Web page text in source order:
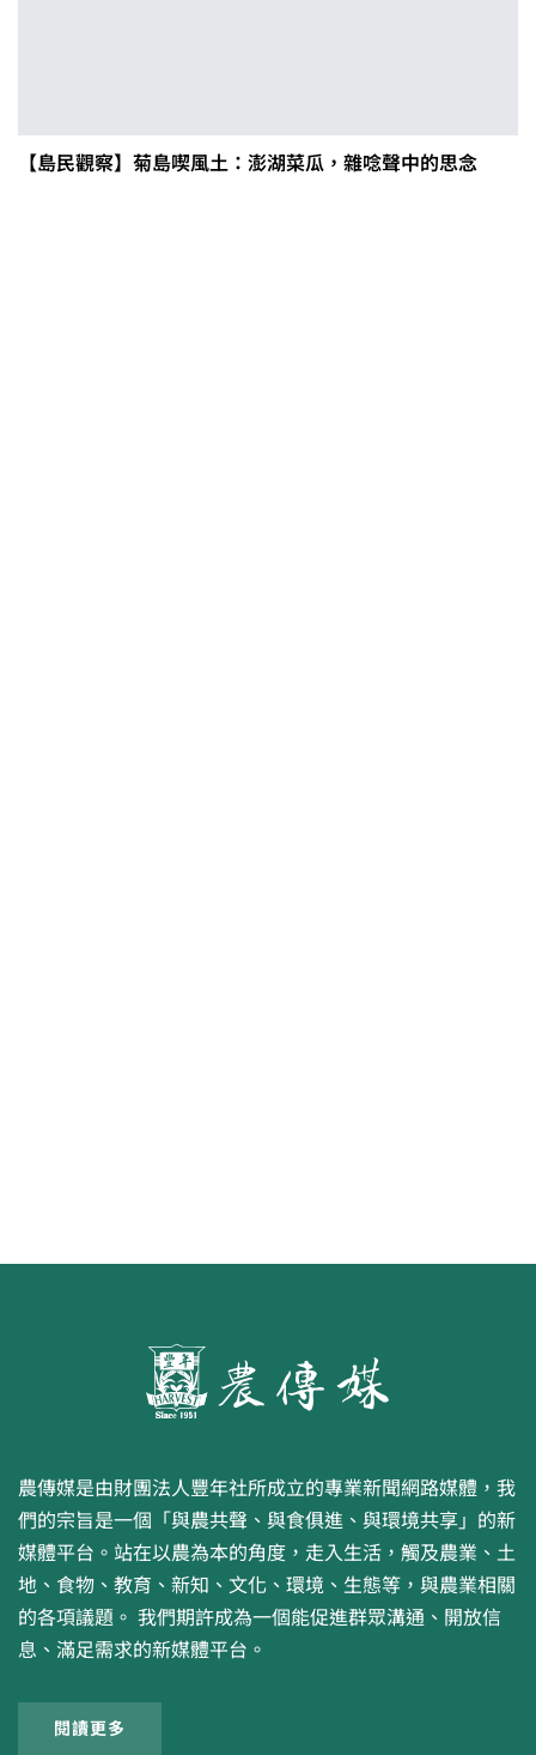
【島民觀察】菊島喫風土：澎湖菜瓜，雜唸聲中的思念
農傳媒是由財團法人豐年社所成立的專業新聞網路媒體，我
們的宗旨是一個「與農共聲、與食俱進、與環境共享」的新
媒體平台。站在以農為本的角度，走入生活，觸及農業、土
地、食物、教育、新知、文化、環境、生態等，與農業相關
的各項議題。 我們期許成為一個能促進群眾溝通、開放信
息、滿足需求的新媒體平台。
閱讀更多